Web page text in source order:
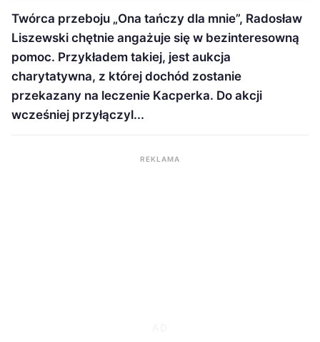
Twórca przeboju „Ona tańczy dla mnie”, Radosław
Liszewski chętnie angażuje się w bezinteresowną
pomoc. Przykładem takiej, jest aukcja
charytatywna, z której dochód zostanie
przekazany na leczenie Kacperka. Do akcji
wcześniej przyłączyl...
REKLAMA